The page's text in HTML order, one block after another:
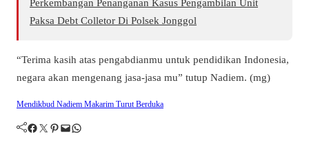
Perkembangan Penanganan Kasus Pengambilan Unit
Paksa Debt Colletor Di Polsek Jonggol
“Terima kasih atas pengabdianmu untuk pendidikan Indonesia,
negara akan mengenang jasa-jasa mu” tutup Nadiem. (mg)
Mendikbud Nadiem Makarim Turut Berduka
Facebook Twitter Pinterest Mail WhatsApp